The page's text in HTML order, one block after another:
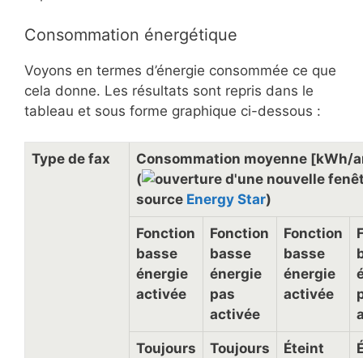
Consommation énergétique
Voyons en termes d’énergie consommée ce que
cela donne. Les résultats sont repris dans le
tableau et sous forme graphique ci-dessous :
Type de fax
Consommation moyenne [kWh/
(
source Energy Star)
Fonction
basse
énergie
activée
Fonction
basse
énergie
pas
activée
Fonction
basse
énergie
activée
Toujours
Toujours
Éteint